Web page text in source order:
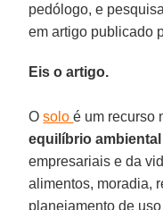
pedólogo, e
em artigo publicado
Eis o artigo.
Osoloé um recurso
equilíbrio ambiental
empresariais e da
alimentos, moradia,
planejamento de